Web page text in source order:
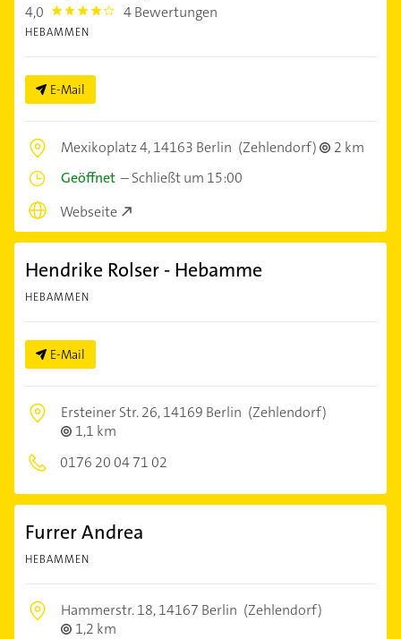
4,0 4.0 4 Bewertungen
HEBAMMEN
E-Mail
Mexikoplatz 4,14163 Berlin (Zehlendorf)
2 km
Geöffnet –Schließt um 15:00
Webseite
Hendrike Rolser - Hebamme
HEBAMMEN
E-Mail
Ersteiner Str. 26,14169 Berlin (Zehlendorf)
1,1 km
0176 20 04 71 02
Furrer Andrea
HEBAMMEN
Hammerstr. 18,14167 Berlin (Zehlendorf)
1,2 km